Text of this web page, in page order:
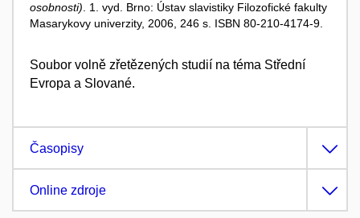
osobnosti) . 1. vyd. Brno: Ústav slavistiky Filozofické fakulty
Masarykovy univerzity, 2006, 246 s. ISBN 80-210-4174-9.
Soubor volně zřetězených studií na téma Střední
Evropa a Slované.
Časopisy
Online zdroje